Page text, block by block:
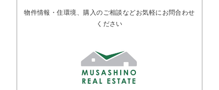
物件情報・住環境、購入のご相談などお気軽にお問合わせ
ください